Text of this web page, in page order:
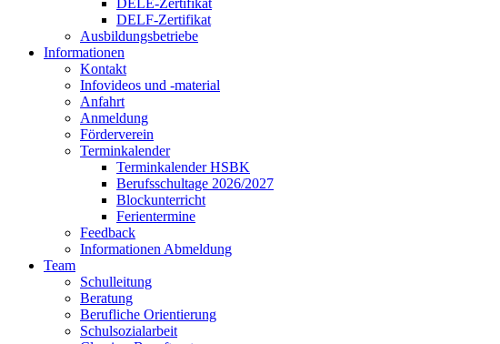
DELE-Zertifikat
DELF-Zertifikat
Ausbildungsbetriebe
Informationen
Kontakt
Infovideos und -material
Anfahrt
Anmeldung
Förderverein
Terminkalender
Terminkalender HSBK
Berufsschultage 2026/2027
Blockunterricht
Ferientermine
Feedback
Informationen Abmeldung
Team
Schulleitung
Beratung
Berufliche Orientierung
Schulsozialarbeit